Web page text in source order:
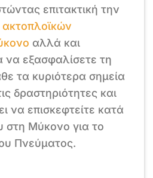
επιτακτική την
αλλά και
να εξασφαλίσετε τη
τα κυριότερα σημεία
δραστηριότητες και
να επισκεφτείτε κατά
στη Μύκονο για το
Πνεύματος.